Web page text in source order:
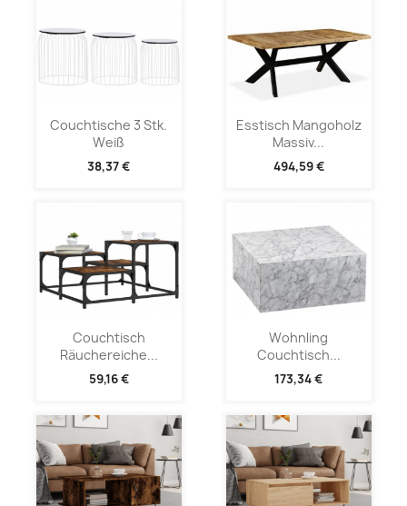
Couchtische 3 Stk.
Weiß
38,37 €
Esstisch Mangoholz
Massiv...
494,59 €
Couchtisch
Räuchereiche...
59,16 €
Wohnling
Couchtisch...
173,34 €